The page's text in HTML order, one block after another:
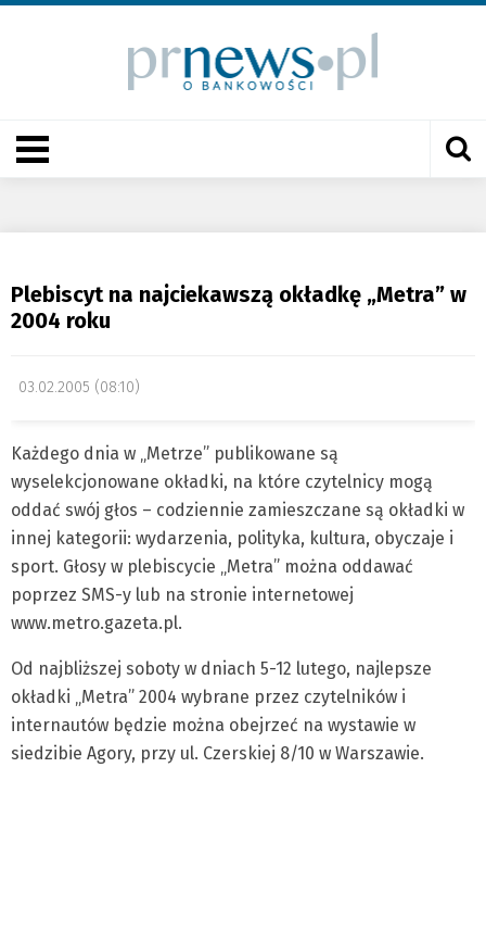
Plebiscyt na najciekawszą okładkę „Metra” w
2004 roku
03.02.2005 (08:10)
Każdego dnia w „Metrze” publikowane są
wyselekcjonowane okładki, na które czytelnicy mogą
oddać swój głos – codziennie zamieszczane są okładki w
innej kategorii: wydarzenia, polityka, kultura, obyczaje i
sport. Głosy w plebiscycie „Metra” można oddawać
poprzez SMS-y lub na stronie internetowej
www.metro.gazeta.pl.
Od najbliższej soboty w dniach 5-12 lutego, najlepsze
okładki „Metra” 2004 wybrane przez czytelników i
internautów będzie można obejrzeć na wystawie w
siedzibie Agory, przy ul. Czerskiej 8/10 w Warszawie.